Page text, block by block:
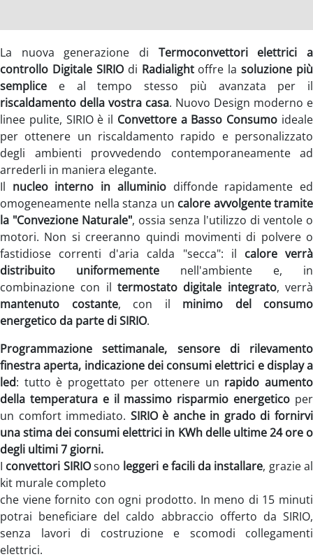
La nuova generazione di Termoconvettori elettrici a
controllo Digitale SIRIOdi Radialightoffre lasoluzione più
semplice e al tempo stesso più avanzata per il
riscaldamento della vostra casa. Nuovo Design moderno e
linee pulite, SIRIO è il Convettore a Basso Consumo ideale
per ottenere un riscaldamento rapido e personalizzato
degli ambienti provvedendo contemporaneamente ad
arrederli in maniera elegante.
Il nucleo interno in alluminiodiffonde rapidamente ed
omogeneamente nella stanza un calore avvolgente tramite
la "Convezione Naturale", ossia senza l'utilizzo di ventole o
motori. Non si creeranno quindi movimenti di polvere o
fastidiose correnti d'aria calda "secca": il calore verrà
distribuito uniformemente nell'ambiente e, in
combinazione con il termostato digitale integrato, verrà
mantenuto costante, con il minimo del consumo
energetico da parte di SIRIO.
Programmazione settimanale, sensore di rilevamento
finestra aperta, indicazione dei consumi elettrici e display a
led: tutto è progettato per ottenere un rapido aumento
della temperatura e il massimo risparmio energetico per
un comfort immediato. SIRIO è anche in grado di fornirvi
una stima dei consumi elettrici in KWh delle ultime 24 ore o
degli ultimi 7 giorni.
I convettori SIRIOsono leggeri e facili da installare, grazie al
kit murale completo
che viene fornito con ogni prodotto. In meno di 15 minuti
potrai beneficiare del caldo abbraccio offerto da SIRIO,
senza lavori di costruzione e scomodi collegamenti
elettrici.